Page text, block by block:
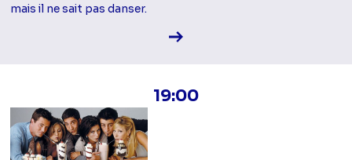
mais il ne sait pas danser.
Voir la fiche diffusion
19:00